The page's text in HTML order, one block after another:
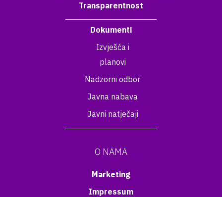
Transparentnost
Dokumenti
Izvješća i
planovi
Nadzorni odbor
Javna nabava
Javni natječaji
O NAMA
Marketing
Impressum